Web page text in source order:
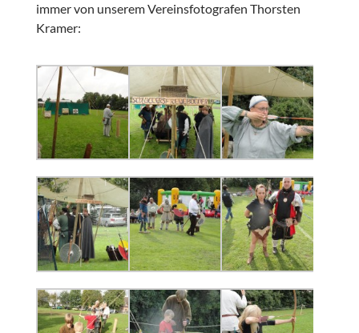
immer von unserem Vereinsfotografen Thorsten
Kramer: